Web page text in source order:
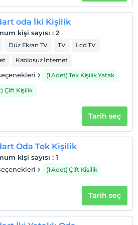
30 Karavanlık camping
Camping alanında gölgelik,
alanımız mevcuttur.
üzcretsizdir
Haritada Göster
sonrası
oda İki Kişilik
kişi sayısı : 2
Düz Ekran TV TV
Lcd TV
Kablosuz İnternet
(1 Adet) Tek Kişilik Yatak
Çift Kişilik
Tarih seç
Oda Tek Kişilik
kişi sayısı : 1
(1 Adet) Çift Kişilik
Tarih seç